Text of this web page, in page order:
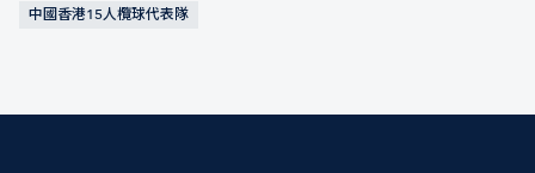
中國香港15人欖球代表隊